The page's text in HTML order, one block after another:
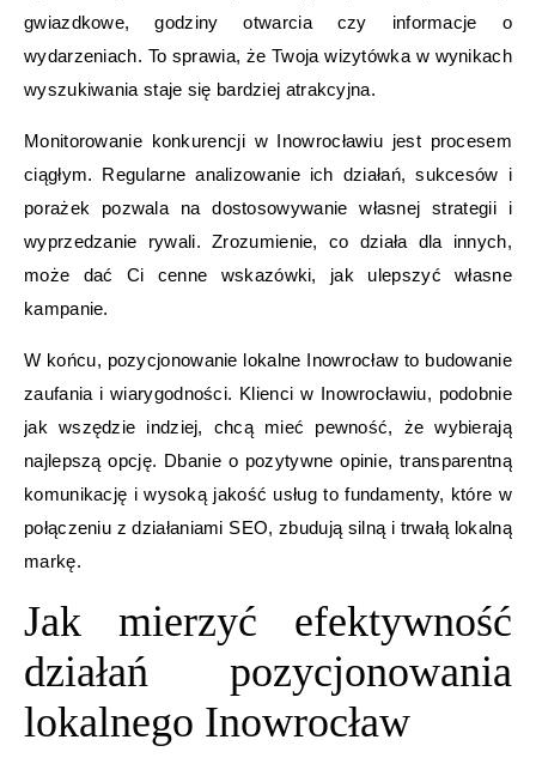
gwiazdkowe, godziny otwarcia czy informacje o
wydarzeniach. To sprawia, że Twoja wizytówka w wynikach
wyszukiwania staje się bardziej atrakcyjna.
Monitorowanie konkurencji w Inowrocławiu jest procesem
ciągłym. Regularne analizowanie ich działań, sukcesów i
porażek pozwala na dostosowywanie własnej strategii i
wyprzedzanie rywali. Zrozumienie, co działa dla innych,
może dać Ci cenne wskazówki, jak ulepszyć własne
kampanie.
W końcu, pozycjonowanie lokalne Inowrocław to budowanie
zaufania i wiarygodności. Klienci w Inowrocławiu, podobnie
jak wszędzie indziej, chcą mieć pewność, że wybierają
najlepszą opcję. Dbanie o pozytywne opinie, transparentną
komunikację i wysoką jakość usług to fundamenty, które w
połączeniu z działaniami SEO, zbudują silną i trwałą lokalną
markę.
Jak mierzyć efektywność
działań pozycjonowania
lokalnego Inowrocław